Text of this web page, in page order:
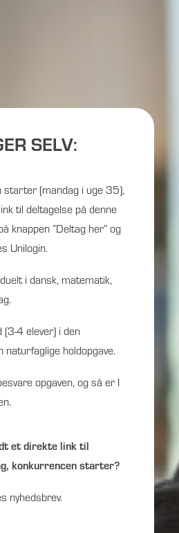
SELV:
starter (mandag i uge 35),
til deltagelse på denne
knappen ”Deltag her” og
Unilogin.
i dansk, matematik,
(3-4 elever) i den
holdopgave.
opgaven, og så er I
et direkte link til
konkurrencen starter?
nyhedsbrev.